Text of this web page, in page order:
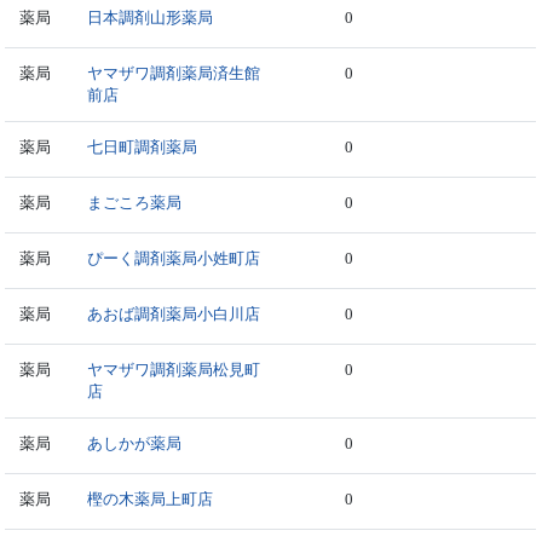
薬局 日本調剤山形薬局 0
薬局
ヤマザワ調剤薬局済生館
前店
0
薬局 七日町調剤薬局 0
薬局 まごころ薬局 0
薬局 ぴーく調剤薬局小姓町店 0
薬局 あおば調剤薬局小白川店 0
薬局
ヤマザワ調剤薬局松見町
店
0
薬局 あしかが薬局 0
薬局 樫の木薬局上町店 0